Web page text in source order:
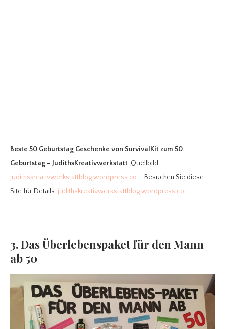
Beste 50 Geburtstag Geschenke von SurvivalKit zum 50
Geburtstag – JudithsKreativwerkstatt. Quellbild:
judithskreativwerkstattblog.wordpress.co…. Besuchen Sie diese
Site für Details: judithskreativwerkstattblog.wordpress.co…
3. Das Überlebenspaket für den Mann
ab 50